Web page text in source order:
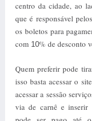
centro da cidade, ao
que é responsável
os boletos para
com 10% de desconto
Quem preferir pode
isso basta acessar o
acessar a sessão
via de carnê e inserir